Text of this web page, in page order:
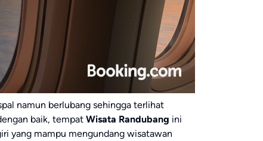
namun berlubang sehingga terlihat
baik, tempat Wisata Randubang ini
yang mampu mengundang wisatawan